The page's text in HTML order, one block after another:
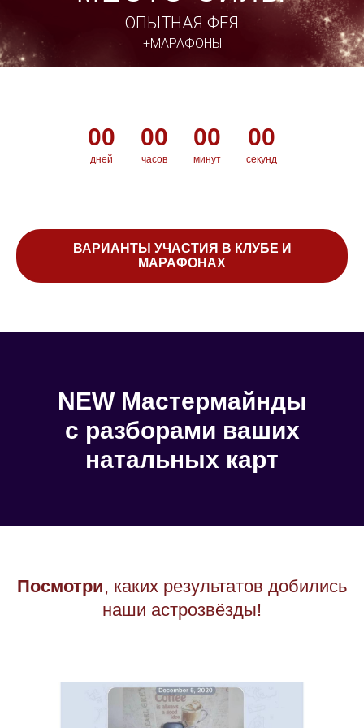
ОПЫТНАЯ ФЕЯ
+МАРАФОНЫ
00
дней
00
часов
00
минут
00
секунд
ВАРИАНТЫ УЧАСТИЯ В КЛУБЕ И
МАРАФОНАХ
NEW Мастермайнды
с разборами ваших
натальных карт
Посмотри, каких результатов добились
наши астрозвёзды!